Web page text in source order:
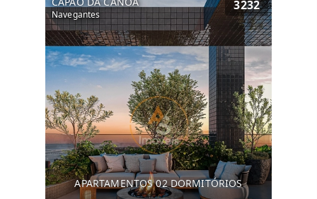
Navegantes
3232
APARTAMENTOS 02 DORMITÓRIOS